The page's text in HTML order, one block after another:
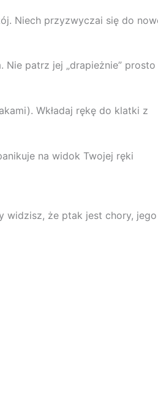
Niech przyzwyczai się do
Nie patrz jej „drapieżnie”
Wkładaj rękę do klatki z
na widok Twojej ręki
widzisz, że ptak jest chory, jego